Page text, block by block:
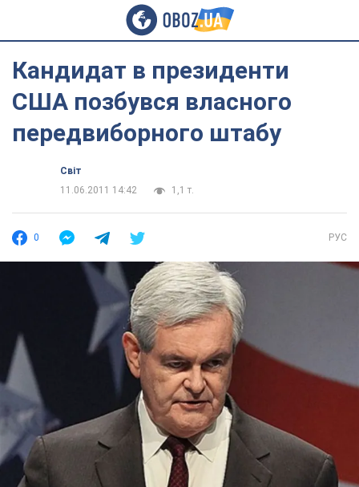
Кандидат в президенти
США позбувся власного
передвиборного штабу
Світ
11.06.2011 14:42
1,1 т.
0 РУС